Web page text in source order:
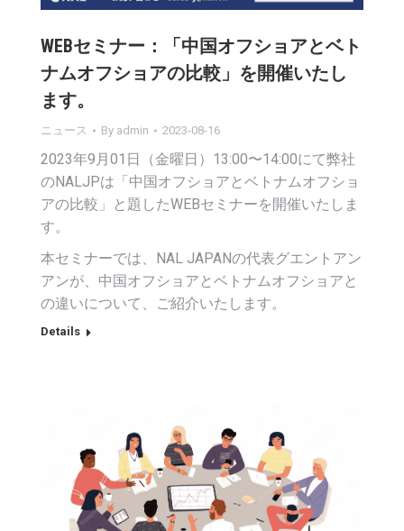
WEBセミナー：「中国オフショアとベト
ナムオフショアの比較」を開催いたし
ます。
ニュース By admin 2023-08-16
2023年9月01日（金曜日）13:00〜14:00にて弊社
のNALJPは「中国オフショアとベトナムオフショ
アの比較」と題したWEBセミナーを開催いたしま
す。
本セミナーでは、NAL JAPANの代表グエントアン
アンが、中国オフショアとベトナムオフショアと
の違いについて、ご紹介いたします。
Details